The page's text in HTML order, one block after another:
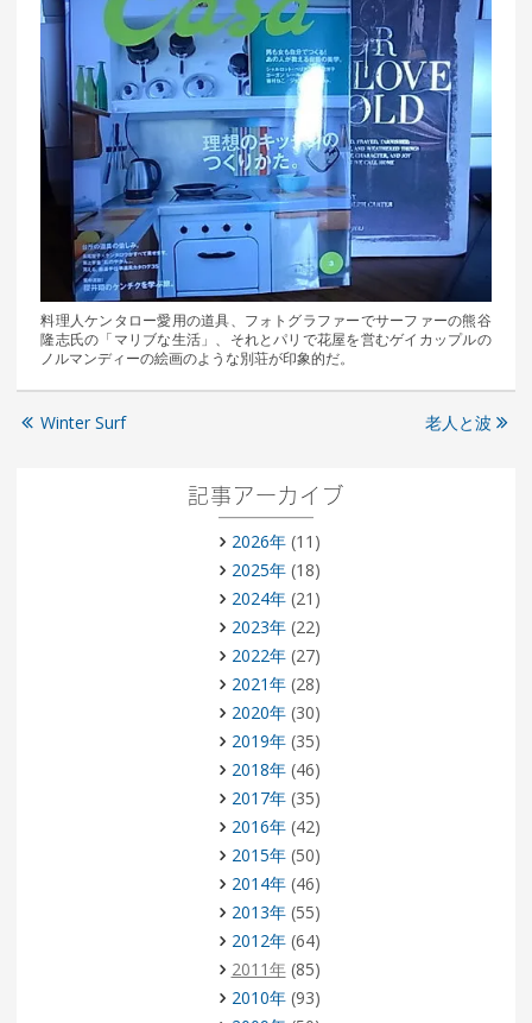
料理人ケンタロー愛用の道具、フォトグラファーでサーファーの熊谷
隆志氏の「マリブな生活」、それとパリで花屋を営むゲイカップルの
ノルマンディーの絵画のような別荘が印象的だ。
Winter Surf 老人と波
記事アーカイブ
2026年(11)
2025年(18)
2024年(21)
2023年(22)
2022年(27)
2021年(28)
2020年(30)
2019年(35)
2018年(46)
2017年(35)
2016年(42)
2015年(50)
2014年(46)
2013年(55)
2012年(64)
2011年(85)
2010年(93)